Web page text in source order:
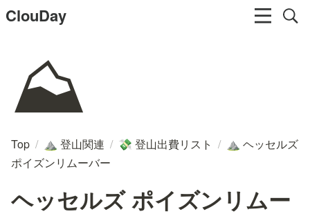
ClouDay
⛰️
Top / ⛰️ 登山関連 / 💸 登山出費リスト / ⛰️ ヘッセルズ
ポイズンリムーバー
ヘッセルズ ポイズンリムー